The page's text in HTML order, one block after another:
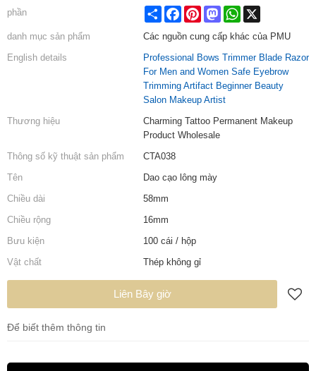
phần Share FacebookPinterestMastodonWhatsApp
danh mục sản phẩm
Các nguồn cung cấp khác của PMU
English details
Professional Bows Trimmer Blade Razor
For Men and Women Safe Eyebrow
Trimming Artifact Beginner Beauty
Salon Makeup Artist
Thương hiệu
Charming Tattoo Permanent Makeup
Product Wholesale
Thông số kỹ thuật sản phẩm
CTA038
Tên
Dao cạo lông mày
Chiều dài
58mm
Chiều rộng
16mm
Bưu kiện
100 cái / hộp
Vật chất
Thép không gỉ
Liên Bây giờ
Để biết thêm thông tin